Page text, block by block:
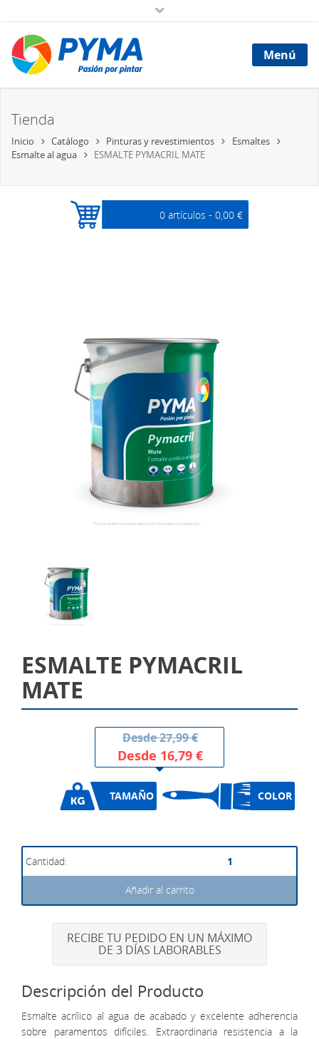
Menú
Tienda
Inicio Catálogo Pinturas y revestimientos
Esmaltes
Esmalte al agua
ESMALTE PYMACRIL MATE
0 artículos - 0,00 €
ESMALTE PYMACRIL
MATE
Desde27,99 €
Desde 16,79 €
TAMAÑO COLOR
Añadir al carrito
RECIBE TU PEDIDO EN UN MÁXIMO
DE 3 DÍAS LABORABLES
Descripción del Producto
Esmalte acrílico al agua de acabado y excelente adherencia
sobre paramentos difíciles. Extraordinaria resistencia a la